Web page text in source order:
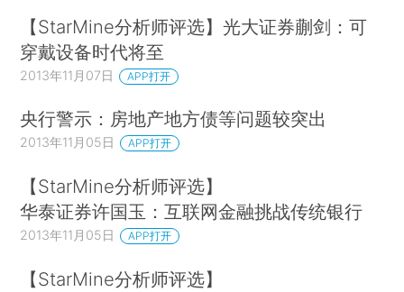
【StarMine分析师评选】光大证券蒯剑：可
穿戴设备时代将至
2013年11月07日 APP打开
央行警示：房地产地方债等问题较突出
2013年11月05日 APP打开
【StarMine分析师评选】
华泰证券许国玉：互联网金融挑战传统银行
2013年11月05日 APP打开
【StarMine分析师评选】